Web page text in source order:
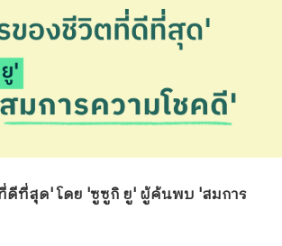
ดีที่สุด' โดย 'ซูซูกิ ยู' ผู้ค้นพบ 'สมการ